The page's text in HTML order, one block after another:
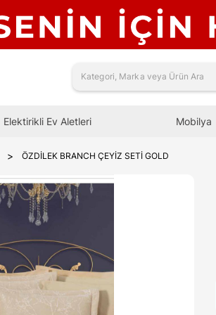
Elektirikli Ev Aletleri Mobilya
> ÖZDİLEK BRANCH ÇEYİZ SETİ GOLD